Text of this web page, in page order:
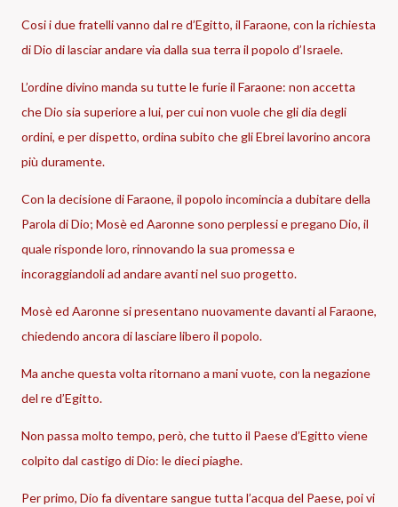
Cosi i due fratelli vanno dal re d’Egitto, il Faraone, con la richiesta
di Dio di lasciar andare via dalla sua terra il popolo d’Israele.
L’ordine divino manda su tutte le furie il Faraone: non accetta
che Dio sia superiore a lui, per cui non vuole che gli dia degli
ordini, e per dispetto, ordina subito che gli Ebrei lavorino ancora
più duramente.
Con la decisione di Faraone, il popolo incomincia a dubitare della
Parola di Dio; Mosè ed Aaronne sono perplessi e pregano Dio, il
quale risponde loro, rinnovando la sua promessa e
incoraggiandoli ad andare avanti nel suo progetto.
Mosè ed Aaronne si presentano nuovamente davanti al Faraone,
chiedendo ancora di lasciare libero il popolo.
Ma anche questa volta ritornano a mani vuote, con la negazione
del re d’Egitto.
Non passa molto tempo, però, che tutto il Paese d’Egitto viene
colpito dal castigo di Dio: le dieci piaghe.
Per primo, Dio fa diventare sangue tutta l’acqua del Paese, poi vi